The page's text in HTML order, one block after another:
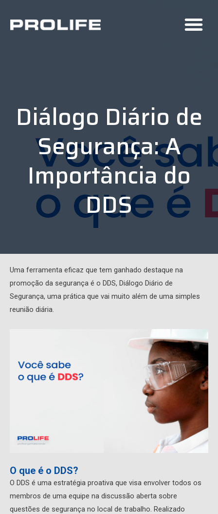
Diálogo Diário de
Segurança: A
Importância do
DDS
Uma ferramenta eficaz que tem ganhado destaque na
promoção da segurança é o DDS, Diálogo Diário de
Segurança, uma prática que vai muito além de uma simples
reunião diária.
O que é o DDS?
O DDS é uma estratégia proativa que visa envolver todos os
membros de uma equipe na discussão aberta sobre
questões de segurança no local de trabalho. Realizado